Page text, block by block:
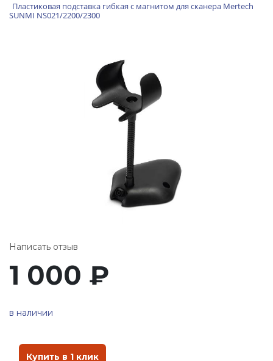
Пластиковая подставка гибкая с магнитом для сканера Mertech
SUNMI NS021/2200/2300
Написать отзыв
1 000 ₽
в наличии
Купить в 1 клик